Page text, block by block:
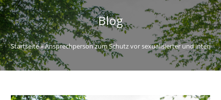
Blog
Startseite»Ansprechperson zum Schutz vor sexualisierter und